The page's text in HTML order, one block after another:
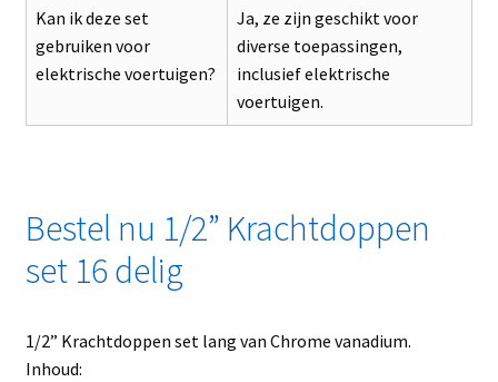
Kan ik deze set
gebruiken voor
elektrische voertuigen?
Ja, ze zijn geschikt voor
diverse toepassingen,
inclusief elektrische
voertuigen.
Bestel nu 1/2” Krachtdoppen
set 16 delig
1/2” Krachtdoppen set lang van Chrome vanadium.
Inhoud: